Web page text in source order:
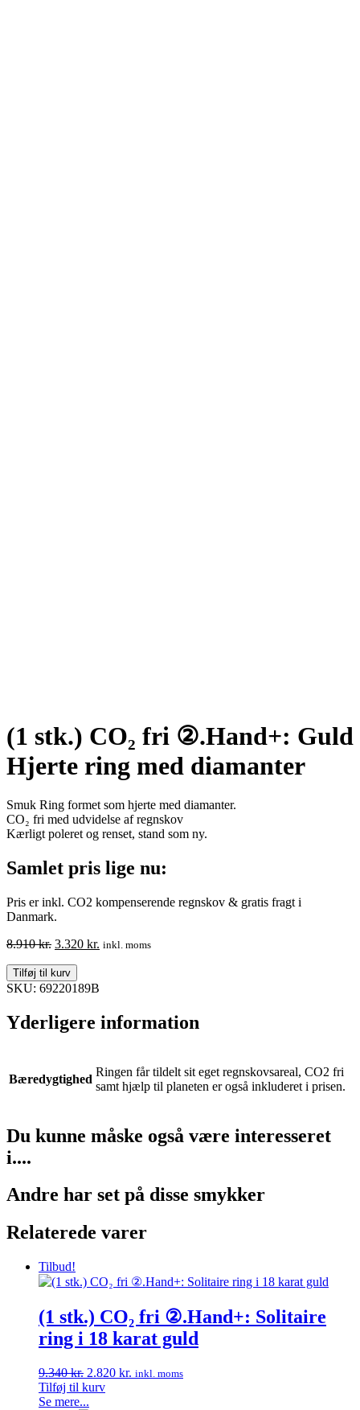
(1 stk.) CO₂ fri ②.Hand+: Guld
Hjerte ring med diamanter
Smuk Ring formet som hjerte med diamanter.
CO₂ fri med udvidelse af regnskov
Kærligt poleret og renset, stand som ny.
Samlet pris lige nu:
Pris er inkl. CO2 kompenserende regnskov & gratis fragt i
Danmark.
8.910kr. Den
pris
var:
3.320 kr. Den
inkl. moms
(1
stk.)
fri
②.Hand+:
ring
med
Tilføj til kurv
SKU: 69220189B
Yderligere information
Bæredygtighed
Ringen får tildelt sit eget regnskovsareal, CO2 fri
samt hjælp til planeten er også inkluderet i prisen.
Du kunne måske også være interesseret
i....
Andre har set på disse smykker
Relaterede varer
Tilbud!
(1 stk.) CO₂ fri ②.Hand+: Solitaire
ring i 18 karat guld
9.340kr. Den
oprindelige
2.820 kr. Den
inkl. moms
Tilføj til kurv
Se mere...